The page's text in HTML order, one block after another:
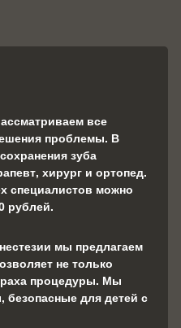
все
проблемы. В
зуба
хирург и ортопед.
специалистов можно
рублей.
мы предлагаем
не только
процедуры. Мы
безопасные для детей с